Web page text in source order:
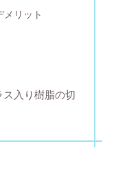
メリット
入り樹脂の切